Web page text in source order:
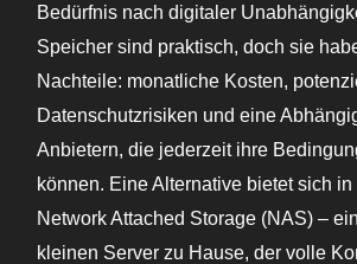
Bedürfnis nach digitaler
Speicher sind praktisch, doch sie
Nachteile: monatliche Kosten,
Datenschutzrisiken und eine
Anbietern, die jederzeit ihre
können. Eine Alternative bietet sich in
Network Attached Storage (NAS) –
kleinen Server zu Hause, der volle